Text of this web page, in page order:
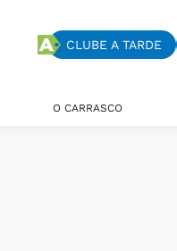
CLUBE A TARDE
O CARRASCO